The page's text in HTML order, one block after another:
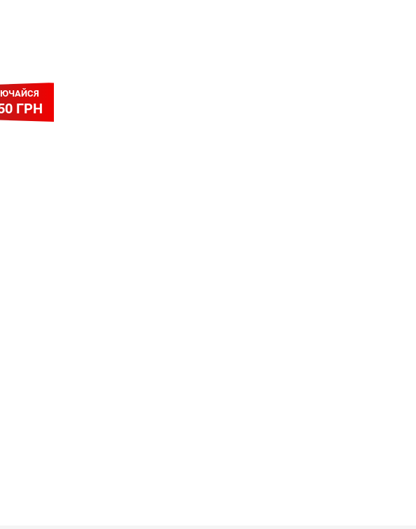
ГРН